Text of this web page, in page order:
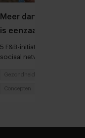
Meer dan 50% van
is eenzaam, de
verminderen
5 F&B-initiatieven die
sociaal netwerk met elkaar
Gezondheidszorg
Concepten